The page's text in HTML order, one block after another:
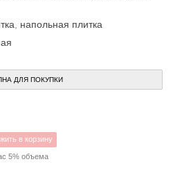
напольная плитка
ДЛЯ ПОКУПКИ
в корзину
5% объема